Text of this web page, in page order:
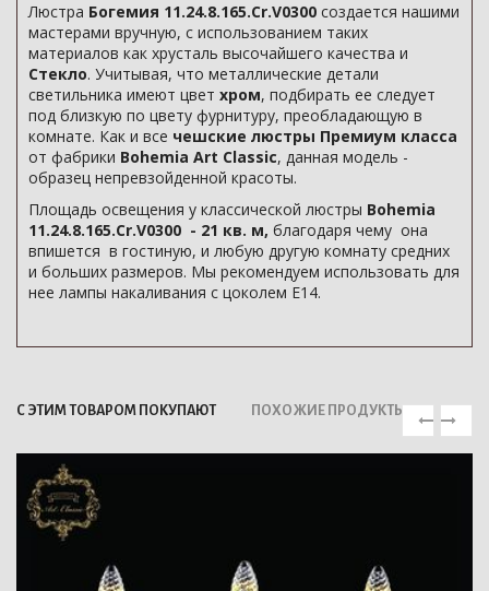
Люстра Богемия 11.24.8.165.Cr.V0300 создается нашими
мастерами вручную, с использованием таких
материалов как хрусталь высочайшего качества и
Стекло. Учитывая, что металлические детали
светильника имеют цвет хром, подбирать ее следует
под близкую по цвету фурнитуру, преобладающую в
комнате. Как и все чешские люстры Премиум класса
от фабрики Bohemia Art Classic, данная модель -
образец непревзойденной красоты.
Площадь освещения у классической люстры Bohemia
11.24.8.165.Cr.V0300 - 21 кв. м, благодаря чему она
впишется в гостиную, и любую другую комнату средних
и больших размеров. Мы рекомендуем использовать для
нее лампы накаливания с цоколем E14.
С ЭТИМ ТОВАРОМ ПОКУПАЮТ ПОХОЖИЕ ПРОДУКТЫ